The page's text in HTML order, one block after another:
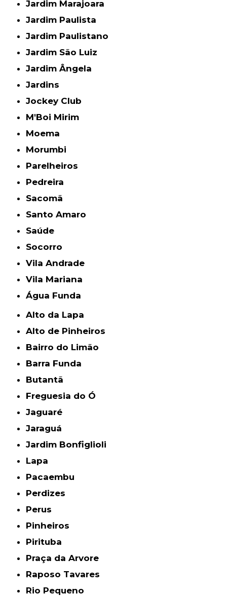
Jardim Marajoara
Jardim Paulista
Jardim Paulistano
Jardim São Luiz
Jardim Ângela
Jardins
Jockey Club
M'Boi Mirim
Moema
Morumbi
Parelheiros
Pedreira
Sacomã
Santo Amaro
Saúde
Socorro
Vila Andrade
Vila Mariana
Água Funda
Alto da Lapa
Alto de Pinheiros
Bairro do Limão
Barra Funda
Butantã
Freguesia do Ó
Jaguaré
Jaraguá
Jardim Bonfiglioli
Lapa
Pacaembu
Perdizes
Perus
Pinheiros
Pirituba
Praça da Arvore
Raposo Tavares
Rio Pequeno